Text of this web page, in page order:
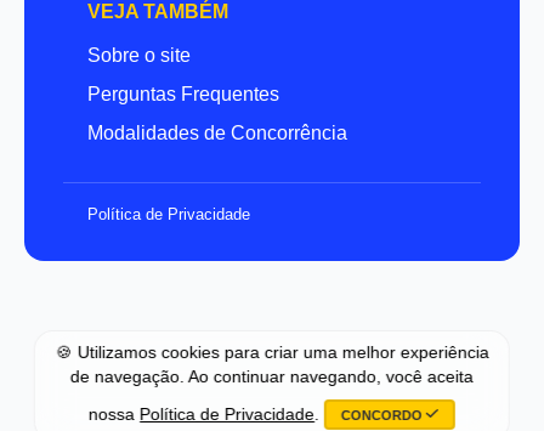
VEJA TAMBÉM
Sobre o site
Perguntas Frequentes
Modalidades de Concorrência
Política de Privacidade
🍪 Utilizamos cookies para criar uma melhor experiência
de navegação. Ao continuar navegando, você aceita
nossa Política de Privacidade. CONCORDO